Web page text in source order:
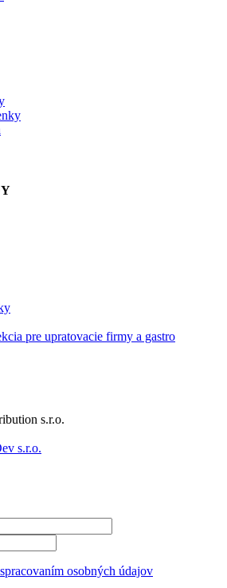
pre upratovacie firmy a gastro
s.r.o.
s.r.o.
spracovaním osobných údajov